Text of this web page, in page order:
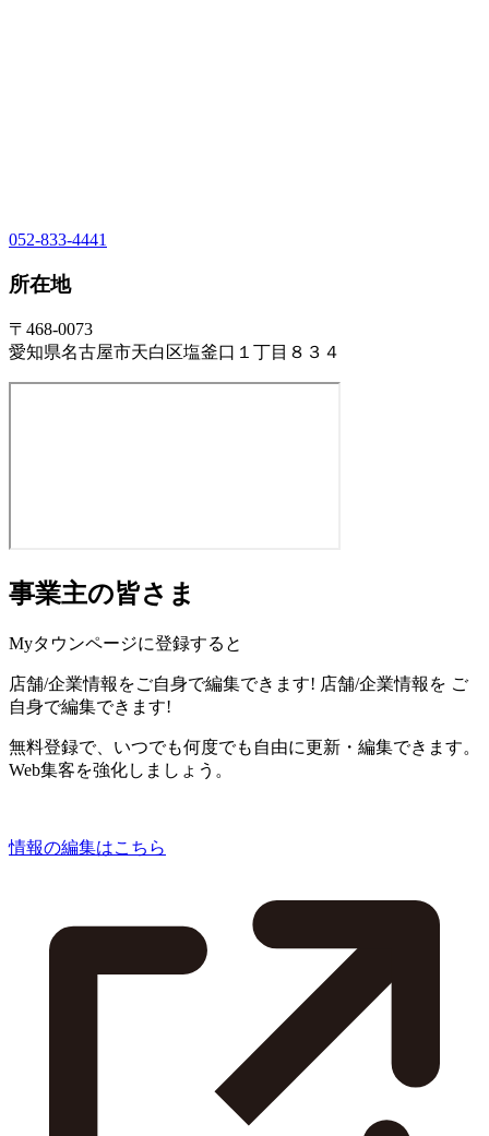
052-833-4441
所在地
〒468-0073
愛知県名古屋市天白区塩釜口１丁目８３４
事業主の皆さま
Myタウンページに登録すると
店舗/企業情報をご自身で編集できます! 店舗/企業情報を ご
自身で編集できます!
無料登録で、いつでも何度でも自由に更新・編集できます。
Web集客を強化しましょう。
情報の編集はこちら